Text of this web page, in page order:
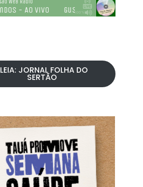
LEIA: JORNAL FOLHA DO
SERTÃO